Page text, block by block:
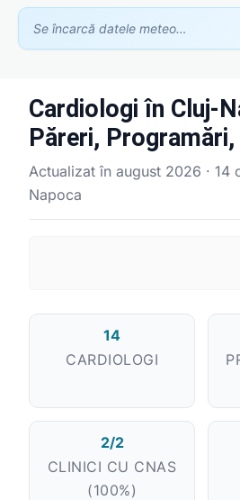
Se încarcă datele meteo…
Cardiologi în Cluj-
Păreri, Programări,
Actualizat în august 2026 · 14
Napoca
14
CARDIOLOGI
2/2
CLINICI CU CNAS
(100%)
Asistent GhidClinic
Ești medic sau ai o clinică medicală?
Apari în recomandările noastre — scrie-ne